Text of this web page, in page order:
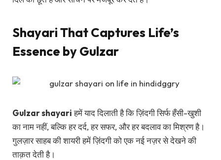
Shayari That Captures Life’s
Essence by Gulzar
Gulzar shayariहमें याद दिलाती है कि ज़िंदगी सिर्फ हँसी-खुशी
का नाम नहीं, बल्कि हर दर्द, हर सफर, और हर बदलाव का मिश्रण है।
गुलज़ार साहब की शायरी हमें ज़िंदगी को एक नई नज़र से देखने की
ताक़त देती है।